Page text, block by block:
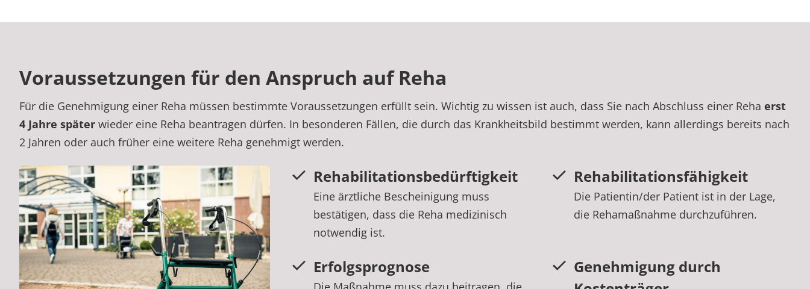
Voraussetzungen für den Anspruch auf Reha
Für die Genehmigung einer Reha müssen bestimmte Voraussetzungen erfüllt sein. Wichtig zu wissen ist auch, dass Sie nach Abschluss einer Reha erst
4 Jahre später wieder eine Reha beantragen dürfen. In besonderen Fällen, die durch das Krankheitsbild bestimmt werden, kann allerdings bereits nach
2 Jahren oder auch früher eine weitere Reha genehmigt werden.
Rehabilitationsbedürftigkeit
Eine ärztliche Bescheinigung muss
bestätigen, dass die Reha medizinisch
notwendig ist.
Rehabilitationsfähigkeit
Die Patientin/der Patient ist in der Lage,
die Rehamaßnahme durchzuführen.
Erfolgsprognose
Genehmigung durch